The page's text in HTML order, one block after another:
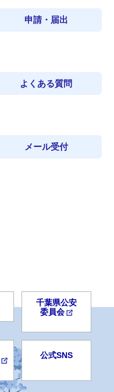
申請・届出
よくある質問
メール受付
千葉県公安
委員会
公式SNS